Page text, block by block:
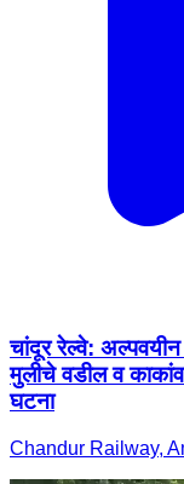
चांदूर रेल्वे:
मुलीचे वडील व
घटना
Chandur Railway,